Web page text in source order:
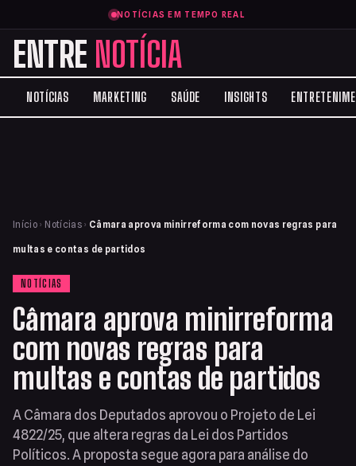
NOTÍCIAS EM TEMPO REAL
ENTRE NOTÍCIA
NOTÍCIAS MARKETING SAÚDE INSIGHTS
Início › Notícias › Câmara aprova minirreforma com novas regras para
multas e contas de partidos
NOTÍCIAS
Câmara aprova minirreforma
com novas regras para
multas e contas de partidos
A Câmara dos Deputados aprovou o Projeto de Lei
4822/25, que altera regras da Lei dos Partidos
Políticos. A proposta segue agora para análise do